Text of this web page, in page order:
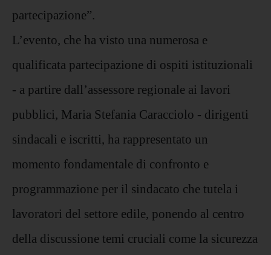
partecipazione”.
L’evento, che ha visto una numerosa e
qualificata partecipazione di ospiti istituzionali
- a partire dall’assessore regionale ai lavori
pubblici, Maria Stefania Caracciolo - dirigenti
sindacali e iscritti, ha rappresentato un
momento fondamentale di confronto e
programmazione per il sindacato che tutela i
lavoratori del settore edile, ponendo al centro
della discussione temi cruciali come la sicurezza